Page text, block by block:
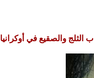
والصقيع في أوكرانيا